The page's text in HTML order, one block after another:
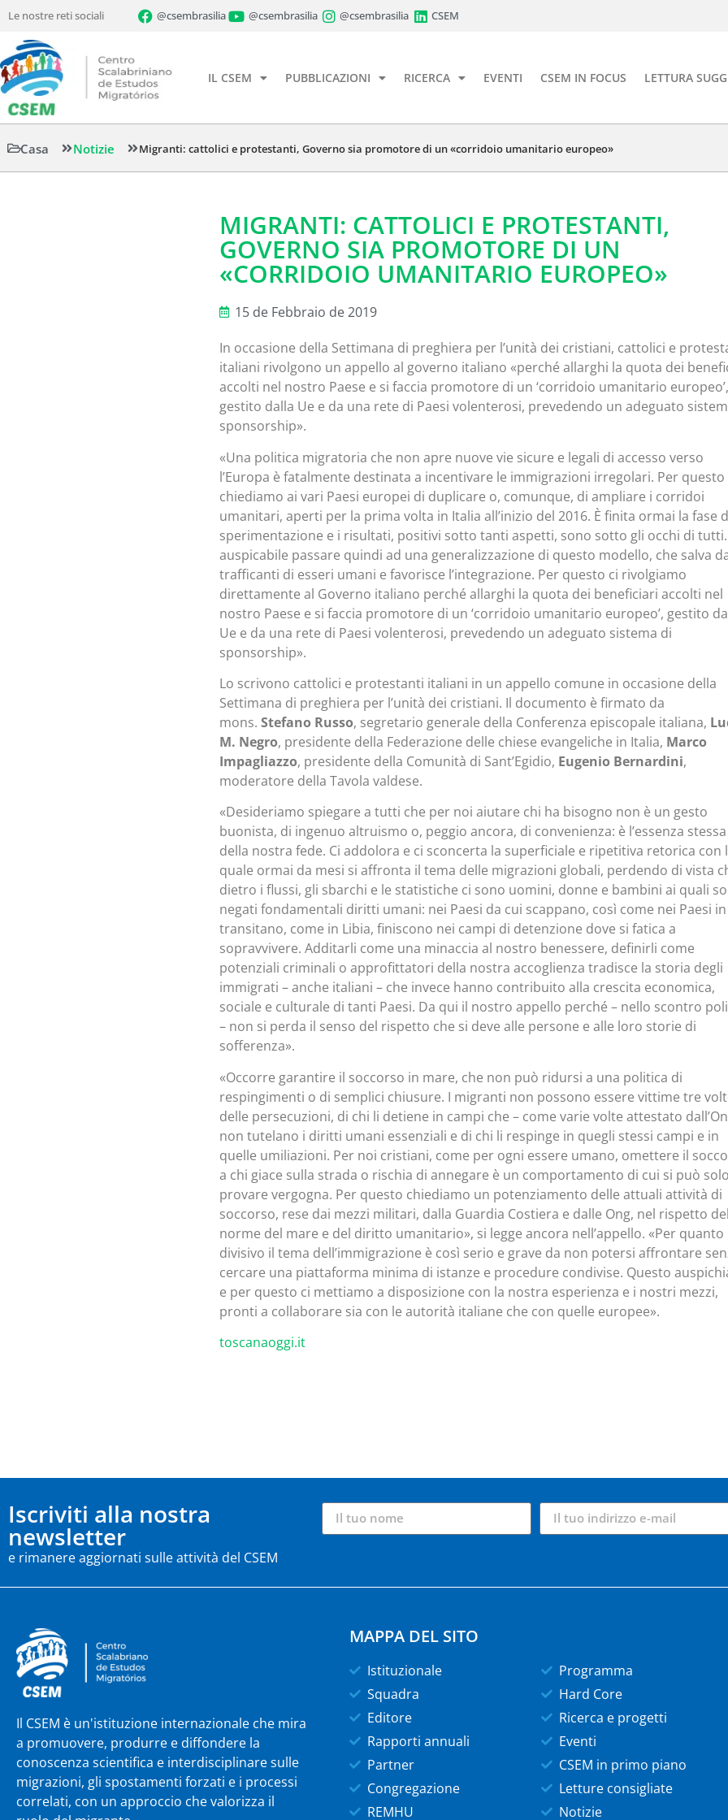
Le nostre reti sociali @csembrasilia @csembrasilia @csembrasilia CSEM
IL CSEM PUBBLICAZIONI RICERCA EVENTI CSEM IN FOCUS LETTURA
Casa Notizie Migranti: cattolici e protestanti, Governo sia promotore di un «corridoio umanitario europeo»
MIGRANTI: CATTOLICI E PROTESTANTI,
GOVERNO SIA PROMOTORE DI UN
«CORRIDOIO UMANITARIO EUROPEO»
15 de Febbraio de 2019
In occasione della Settimana di preghiera per l’unità dei cristiani, cattolici e
italiani rivolgono un appello al governo italiano «perché allarghi la quota dei
accolti nel nostro Paese e si faccia promotore di un ‘corridoio umanitario europeo’,
gestito dalla Ue e da una rete di Paesi volenterosi, prevedendo un adeguato
sponsorship».
«Una politica migratoria che non apre nuove vie sicure e legali di accesso verso
l’Europa è fatalmente destinata a incentivare le immigrazioni irregolari. Per questo
chiediamo ai vari Paesi europei di duplicare o, comunque, di ampliare i corridoi
umanitari, aperti per la prima volta in Italia all’inizio del 2016. È finita ormai la fase
sperimentazione e i risultati, positivi sotto tanti aspetti, sono sotto gli occhi di tutti.
auspicabile passare quindi ad una generalizzazione di questo modello, che salva
trafficanti di esseri umani e favorisce l’integrazione. Per questo ci rivolgiamo
direttamente al Governo italiano perché allarghi la quota dei beneficiari accolti nel
nostro Paese e si faccia promotore di un ‘corridoio umanitario europeo’, gestito
Ue e da una rete di Paesi volenterosi, prevedendo un adeguato sistema di
sponsorship».
Lo scrivono cattolici e protestanti italiani in un appello comune in occasione della
Settimana di preghiera per l’unità dei cristiani. Il documento è firmato da
mons. Stefano Russo, segretario generale della Conferenza episcopale italiana,
M. Negro, presidente della Federazione delle chiese evangeliche in Italia, Marco
Impagliazzo, presidente della Comunità di Sant’Egidio, Eugenio Bernardini,
moderatore della Tavola valdese.
«Desideriamo spiegare a tutti che per noi aiutare chi ha bisogno non è un gesto
buonista, di ingenuo altruismo o, peggio ancora, di convenienza: è l’essenza stessa
della nostra fede. Ci addolora e ci sconcerta la superficiale e ripetitiva retorica con
quale ormai da mesi si affronta il tema delle migrazioni globali, perdendo di vista
dietro i flussi, gli sbarchi e le statistiche ci sono uomini, donne e bambini ai quali
negati fondamentali diritti umani: nei Paesi da cui scappano, così come nei Paesi
transitano, come in Libia, finiscono nei campi di detenzione dove si fatica a
sopravvivere. Additarli come una minaccia al nostro benessere, definirli come
potenziali criminali o approfittatori della nostra accoglienza tradisce la storia degli
immigrati – anche italiani – che invece hanno contribuito alla crescita economica,
sociale e culturale di tanti Paesi. Da qui il nostro appello perché – nello scontro
– non si perda il senso del rispetto che si deve alle persone e alle loro storie di
sofferenza».
«Occorre garantire il soccorso in mare, che non può ridursi a una politica di
respingimenti o di semplici chiusure. I migranti non possono essere vittime tre
delle persecuzioni, di chi li detiene in campi che – come varie volte attestato
non tutelano i diritti umani essenziali e di chi li respinge in quegli stessi campi e in
quelle umiliazioni. Per noi cristiani, come per ogni essere umano, omettere il
a chi giace sulla strada o rischia di annegare è un comportamento di cui si può solo
provare vergogna. Per questo chiediamo un potenziamento delle attuali attività di
soccorso, rese dai mezzi militari, dalla Guardia Costiera e dalle Ong, nel rispetto
norme del mare e del diritto umanitario», si legge ancora nell’appello. «Per quanto
divisivo il tema dell’immigrazione è così serio e grave da non potersi affrontare
cercare una piattaforma minima di istanze e procedure condivise. Questo
e per questo ci mettiamo a disposizione con la nostra esperienza e i nostri mezzi,
pronti a collaborare sia con le autorità italiane che con quelle europee».
toscanaoggi.it
Iscriviti alla nostra
newsletter
e rimanere aggiornati sulle attività del CSEM
Il CSEM è un'istituzione internazionale che mira
a promuovere, produrre e diffondere la
conoscenza scientifica e interdisciplinare sulle
migrazioni, gli spostamenti forzati e i processi
correlati, con un approccio che valorizza il
MAPPA DEL SITO
Istituzionale
Squadra
Editore
Rapporti annuali
Partner
Congregazione
REMHU
Programma
Hard Core
Ricerca e progetti
Eventi
CSEM in primo piano
Letture consigliate
Notizie